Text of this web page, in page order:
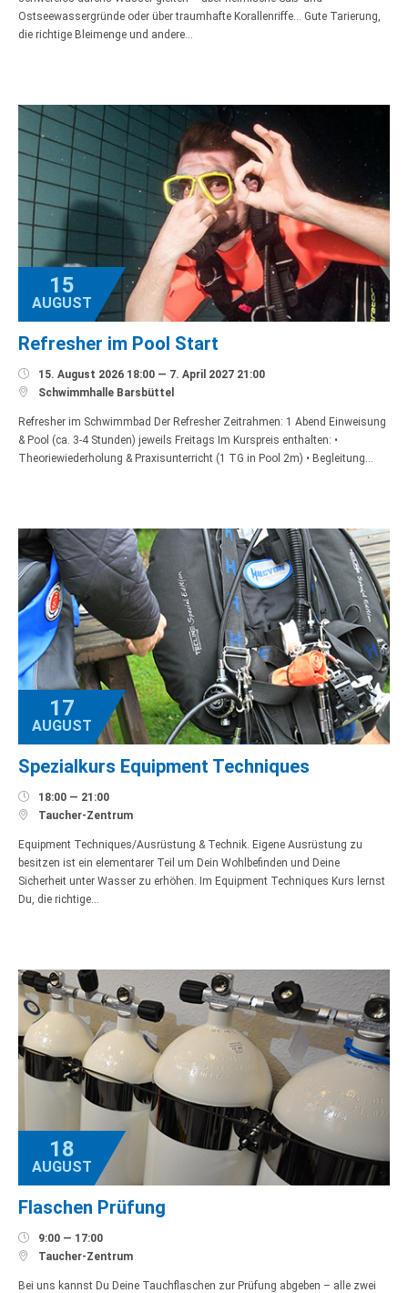
Ostseewassergründe oder über traumhafte Korallenriffe… Gute Tarierung,
die richtige Bleimenge und andere…
15
AUGUST
Refresher im Pool Start
 15. August 2026 18:00 — 7. April 2027 21:00
 Schwimmhalle Barsbüttel
Refresher im Schwimmbad Der Refresher Zeitrahmen: 1 Abend Einweisung
& Pool (ca. 3-4 Stunden) jeweils Freitags Im Kurspreis enthalten: •
Theoriewiederholung & Praxisunterricht (1 TG in Pool 2m) • Begleitung…
17
AUGUST
Spezialkurs Equipment Techniques
 18:00 — 21:00
 Taucher-Zentrum
Equipment Techniques/Ausrüstung & Technik. Eigene Ausrüstung zu
besitzen ist ein elementarer Teil um Dein Wohlbefinden und Deine
Sicherheit unter Wasser zu erhöhen. Im Equipment Techniques Kurs lernst
Du, die richtige…
18
AUGUST
Flaschen Prüfung
 9:00 — 17:00
 Taucher-Zentrum
Bei uns kannst Du Deine Tauchflaschen zur Prüfung abgeben – alle zwei